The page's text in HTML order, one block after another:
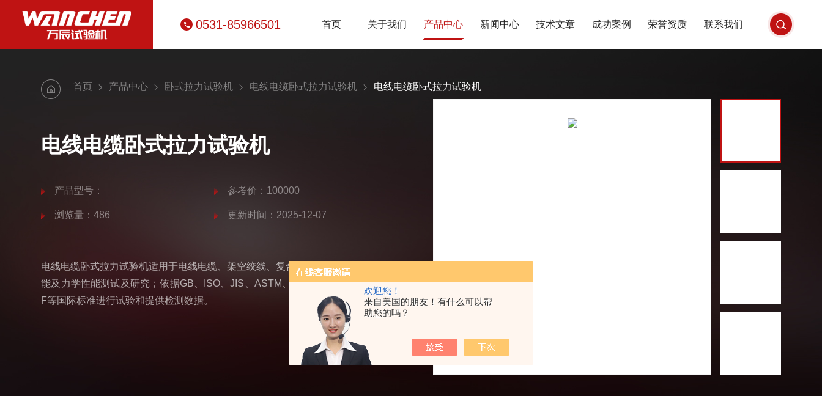
欢迎您！
来自美国的朋友！有什么可以帮
助您的吗？
0531-85966501 首页 关于我们 产品中心 新闻中心 技术文章 成功案例 荣誉资质 联系我们
首页 产品中心 卧式拉力试验机 电线电缆卧式拉力试验机 电线电缆卧式拉力试验机
电线电缆卧式拉力试验机
产品型号： 参考价：100000
浏览量：486 更新时间：2025-12-07
电线电缆卧式拉力试验机适用于电线电缆、架空绞线、复合绞线、导线机械性
能及力学性能测试及研究；依据GB、ISO、JIS、ASTM、DIN、BS、EN、N
F等国际标准进行试验和提供检测数据。